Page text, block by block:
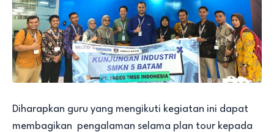
Diharapkan guru yang mengikuti kegiatan ini dapat
membagikan pengalaman selama plan tour kepada